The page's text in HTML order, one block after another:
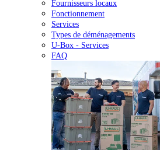
Fournisseurs locaux
Fonctionnement
Services
Types de déménagements
U-Box - Services
FAQ